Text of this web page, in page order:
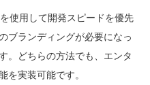
使用して開発スピードを優先
ブランディングが必要になっ
。どちらの方法でも、エンタ
を実装可能です。